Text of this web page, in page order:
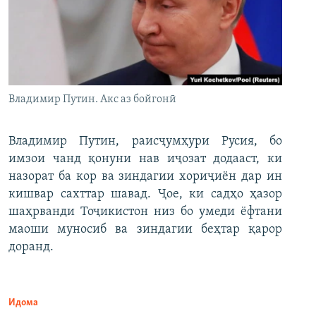
Владимир Путин. Акс аз бойгонӣ
Владимир Путин, раисҷумҳури Русия, бо
имзои чанд қонуни нав иҷозат додааст, ки
назорат ба кор ва зиндагии хориҷиён дар ин
кишвар сахттар шавад. Ҷое, ки садҳо ҳазор
шаҳрванди Тоҷикистон низ бо умеди ёфтани
маоши муносиб ва зиндагии беҳтар қарор
доранд.
Идома